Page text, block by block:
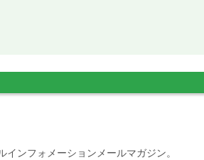
ンフォメーションメールマガジン。